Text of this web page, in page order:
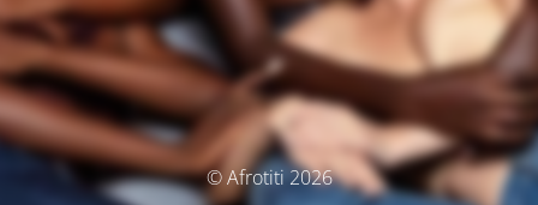
© Afrotiti 2026